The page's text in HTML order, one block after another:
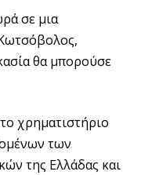
σε μια
θα μπορούσε
χρηματιστήριο
των
της Ελλάδας και